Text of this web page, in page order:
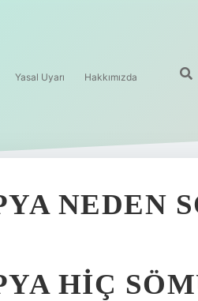
Yasal Uyarı Hakkımızda
NEDEN
HIÇ